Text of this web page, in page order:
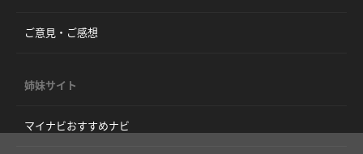
ご意見・ご感想
姉妹サイト
マイナビおすすめナビ